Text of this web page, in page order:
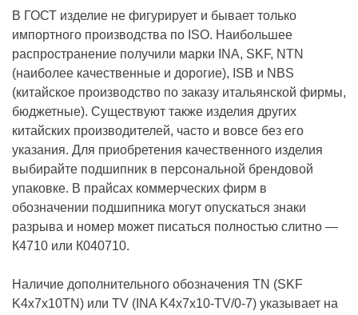
В ГОСТ изделие не фигурирует и бывает только
импортного производства по ISO. Наибольшее
распространение получили марки INA, SKF, NTN
(наиболее качественные и дорогие), ISB и NBS
(китайское производство по заказу итальянской фирмы,
бюджетные). Существуют также изделия других
китайских производителей, часто и вовсе без его
указания. Для приобретения качественного изделия
выбирайте подшипник в персональной брендовой
упаковке. В прайсах коммерческих фирм в
обозначении подшипника могут опускаться знаки
разрыва и номер может писаться полностью слитно —
К4710 или К040710.
Наличие дополнительного обозначения TN (SKF
K4x7x10TN) или TV (INA K4x7x10-TV/0-7) указывает на